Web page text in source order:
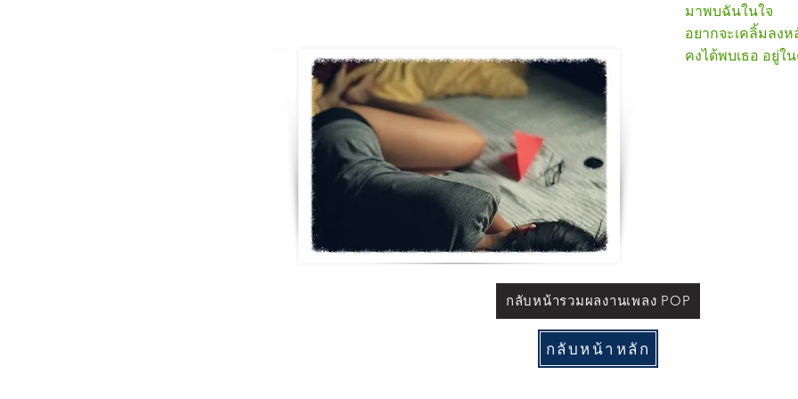
มาพบฉันในใจ
อยากจะเคลิ้มลง
คงได้พบเธอ อยู่ใ
กลับหน้ารวมผลงานเพลง POP
กลับหน้าหลัก